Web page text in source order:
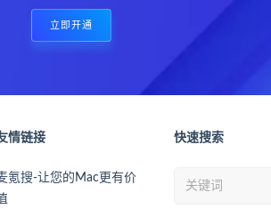
立即开通
情链接
氪搜-让您的Mac更有价
快速搜索